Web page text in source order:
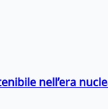
nell’era